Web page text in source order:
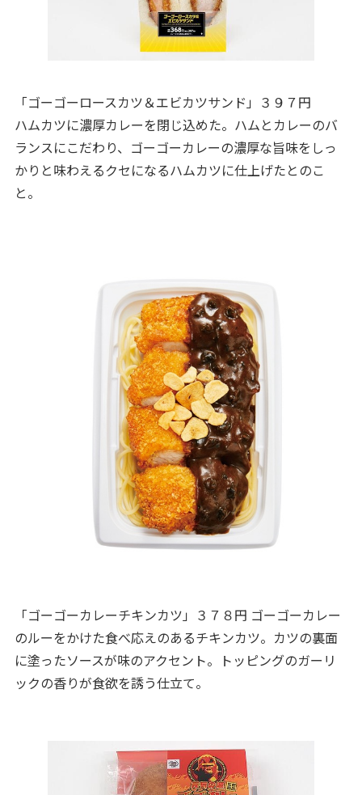
「ゴーゴーロースカツ＆エビカツサンド」３９７円
ハムカツに濃厚カレーを閉じ込めた。ハムとカレーのバ
ランスにこだわり、ゴーゴーカレーの濃厚な旨味をしっ
かりと味わえるクセになるハムカツに仕上げたとのこ
と。
「ゴーゴーカレーチキンカツ」３７８円 ゴーゴーカレー
のルーをかけた食べ応えのあるチキンカツ。カツの裏面
に塗ったソースが味のアクセント。トッピングのガーリ
ックの香りが食欲を誘う仕立て。